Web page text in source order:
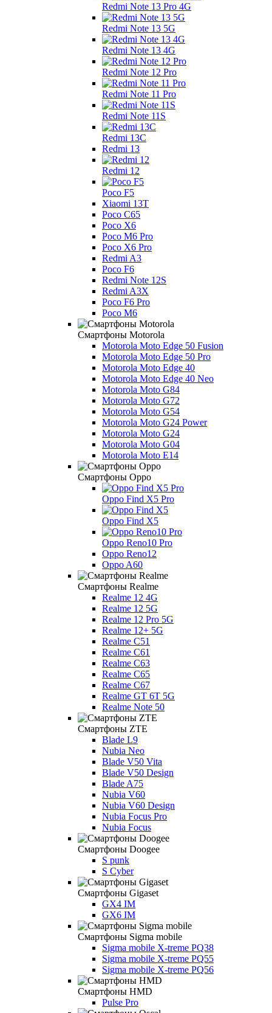
Redmi Note 13 Pro 4G
Redmi Note 13 5G
Redmi Note 13 4G
Redmi Note 12 Pro
Redmi Note 11 Pro
Redmi Note 11S
Redmi 13C
Redmi 13
Redmi 12
Poco F5
Xiaomi 13T
Poco C65
Poco X6
Poco M6 Pro
Poco X6 Pro
Redmi A3
Poco F6
Redmi Note 12S
Redmi A3X
Poco F6 Pro
Poco M6
Смартфоны Motorola
Motorola Moto Edge 50 Fusion
Motorola Moto Edge 50 Pro
Motorola Moto Edge 40
Motorola Moto Edge 40 Neo
Motorola Moto G84
Motorola Moto G72
Motorola Moto G54
Motorola Moto G24 Power
Motorola Moto G24
Motorola Moto G04
Motorola Moto E14
Смартфоны Oppo
Oppo Find X5 Pro
Oppo Find X5
Oppo Reno10 Pro
Oppo Reno12
Oppo A60
Смартфоны Realme
Realme 12 4G
Realme 12 5G
Realme 12 Pro 5G
Realme 12+ 5G
Realme C51
Realme C61
Realme C63
Realme C65
Realme C67
Realme GT 6T 5G
Realme Note 50
Смартфоны ZTE
Blade L9
Nubia Neo
Blade V50 Vita
Blade V50 Design
Blade A75
Nubia V60
Nubia V60 Design
Nubia Focus Pro
Nubia Focus
Смартфоны Doogee
S punk
S Cyber
Смартфоны Gigaset
GX4 IM
GX6 IM
Смартфоны Sigma mobile
Sigma mobile X-treme PQ38
Sigma mobile X-treme PQ55
Sigma mobile X-treme PQ56
Смартфоны HMD
Pulse Pro